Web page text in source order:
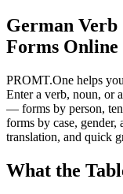
German
Forms Online
PROMT.One helps
Enter a verb, noun, or
— forms by person,
forms by case,
translation, and quick
What the